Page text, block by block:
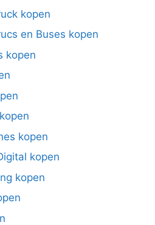
kopen
en Buses kopen
kopen
kopen
kopen
kopen